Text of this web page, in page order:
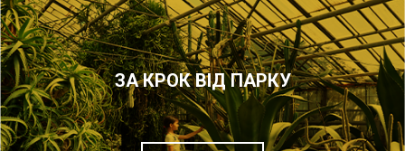
ЗА КРОК ВІД ПАРКУ